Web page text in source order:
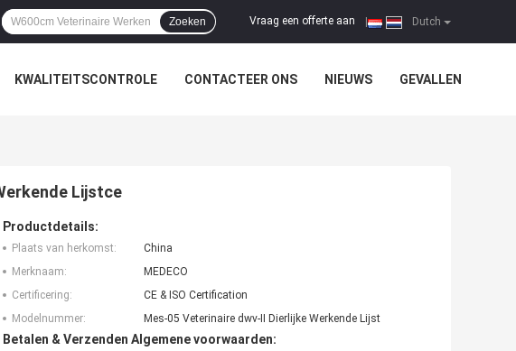
Dutch
Vraag een offerte aan
Zoeken
KWALITEITSCONTROLE CONTACTEER ONS NIEUWS GEVALLEN
Lijstce
Productdetails:
Plaats van herkomst:
China
Merknaam:
MEDECO
Certificering:
CE & ISO Certification
Modelnummer:
Mes-05 Veterinaire dwv-II Dierlijke Werkende Lijst
Betalen & Verzenden Algemene voorwaarden: